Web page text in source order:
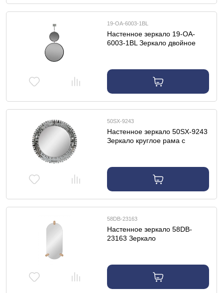
19-OA-6003-1BL
Настенное зеркало 19-OA-
6003-1BL Зеркало двойное
50SX-9243
Настенное зеркало 50SX-9243
Зеркало круглое рама с
58DB-23163
Настенное зеркало 58DB-
23163 Зеркало